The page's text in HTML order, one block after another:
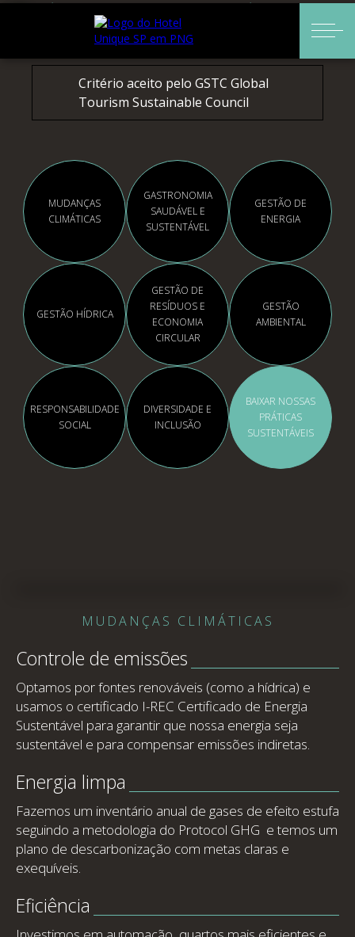
PRÁTICAS SUSTENTÁVEIS
HOTEL UNIQUE
Critério aceito pelo GSTC Global
Tourism Sustainable Council
MUDANÇAS
CLIMÁTICAS
GASTRONOMIA
SAUDÁVEL E
SUSTENTÁVEL
GESTÃO DE
ENERGIA
GESTÃO HÍDRICA
GESTÃO DE
RESÍDUOS E
ECONOMIA
CIRCULAR
GESTÃO
AMBIENTAL
RESPONSABILIDADE
SOCIAL
DIVERSIDADE E
INCLUSÃO
BAIXAR NOSSAS
PRÁTICAS
SUSTENTÁVEIS
MUDANÇAS CLIMÁTICAS
Controle de emissões
Optamos por fontes renováveis (como a hídrica) e
usamos o certificado I-REC Certificado de Energia
Sustentável para garantir que nossa energia seja
sustentável e para compensar emissões indiretas.
Energia limpa
Fazemos um inventário anual de gases de efeito estufa
seguindo a metodologia do Protocol GHG e temos um
plano de descarbonização com metas claras e
exequíveis.
Eficiência